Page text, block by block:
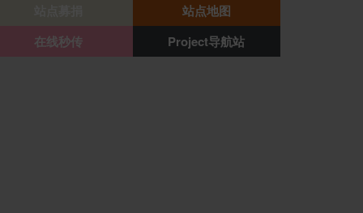
站点地图
在线秒传
Project导航站